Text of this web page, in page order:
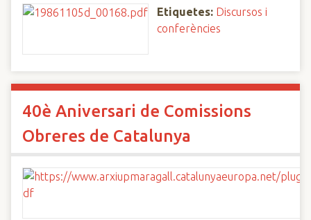
Etiquetes: Discursos i
conferències
40è Aniversari de Comissions
Obreres de Catalunya